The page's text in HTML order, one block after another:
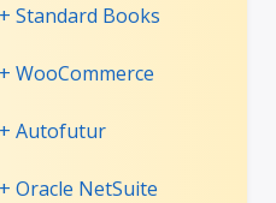
Standard Books
WooCommerce
Autofutur
Oracle NetSuite